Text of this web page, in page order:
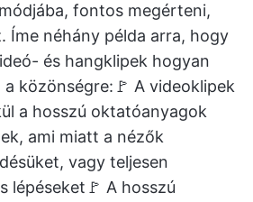
fontos megérteni,
Íme néhány példa arra, hogy
és hangklipek hogyan
közönségre:🚩 A videoklipek
a hosszú oktatóanyagok
ami miatt a nézők
vagy teljesen
lépéseket🚩 A hosszú